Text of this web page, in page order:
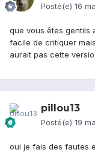
Posté(e) 16
que vous êtes gentils
facile de critiquer
aurait pas cette
pillou13
Posté(e) 19
oui je fais des fautes